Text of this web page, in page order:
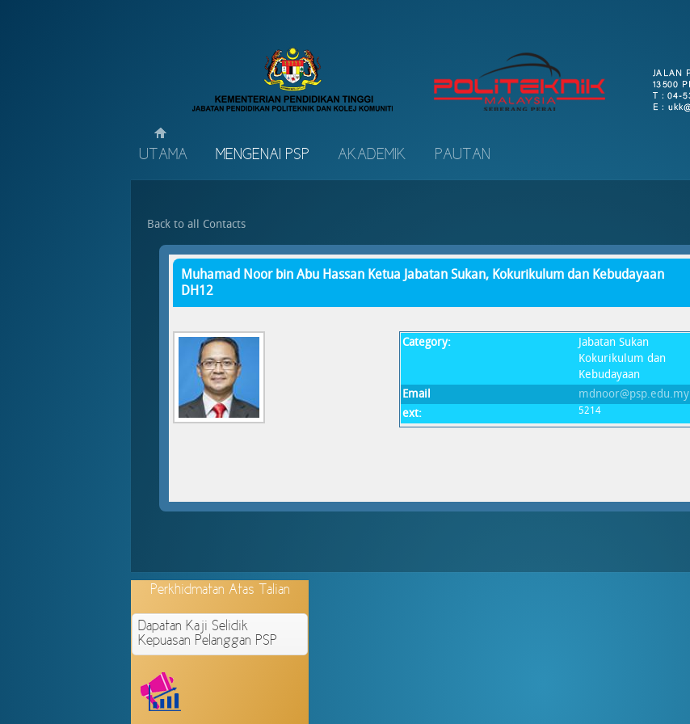
UTAMA MENGENAI PSP AKADEMIK PAUTAN
Back to all Contacts
Muhamad Noor bin Abu Hassan Ketua Jabatan Sukan, Kokurikulum dan Kebudayaan
DH12
Category:
Jabatan Sukan
Kokurikulum dan
Kebudayaan
Email
mdnoor@psp.edu.my
ext:
5214
Perkhidmatan Atas Talian
Dapatan Kaji Selidik
Kepuasan Pelanggan PSP